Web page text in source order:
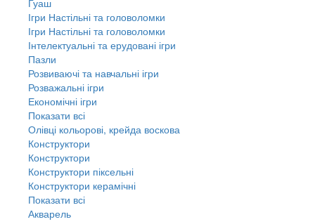
Гуаш
Ігри Настільні та головоломки
Ігри Настільні та головоломки
Інтелектуальні та ерудовані ігри
Пазли
Розвиваючі та навчальні ігри
Розважальні ігри
Економічні ігри
Показати всі
Олівці кольорові, крейда воскова
Конструктори
Конструктори
Конструктори піксельні
Конструктори керамічні
Показати всі
Акварель